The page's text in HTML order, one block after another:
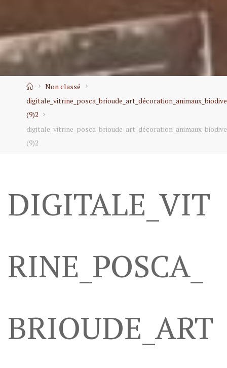
Home
Non classé
(9)2
(9)2
DIGITALE_VIT
RINE_POSCA_
BRIOUDE_ART